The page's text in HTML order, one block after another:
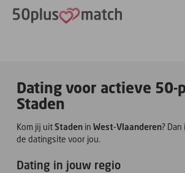
Dating voor actieve 50-
Staden
Kom jij uitStadenin West-Vlaanderen?
de datingsite voor jou.
Dating in jouw regio